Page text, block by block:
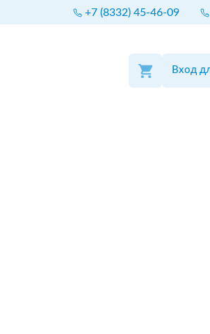
+7 (8332) 45-46-09
Вход